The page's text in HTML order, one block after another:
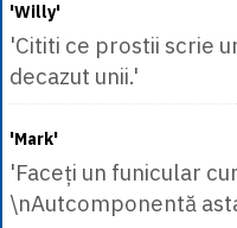
'Willy'
'Cititi ce prostii scrie
decazut unii.'
'Mark'
'Faceți un funicular
\nAutcomponentă